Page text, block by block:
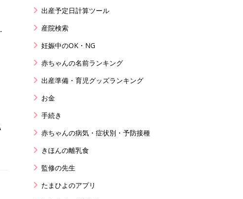
出産予定日計算ツール
産院検索
妊娠中のOK・NG
赤ちゃんの名前ランキング
出産準備・育児グッズランキング
お金
手続き
赤ちゃんの病気・症状別・予防接種
きほんの離乳食
監修の先生
たまひよのアプリ